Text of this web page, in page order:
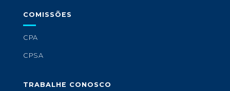
COMISSÕES
CPA
CPSA
TRABALHE CONOSCO